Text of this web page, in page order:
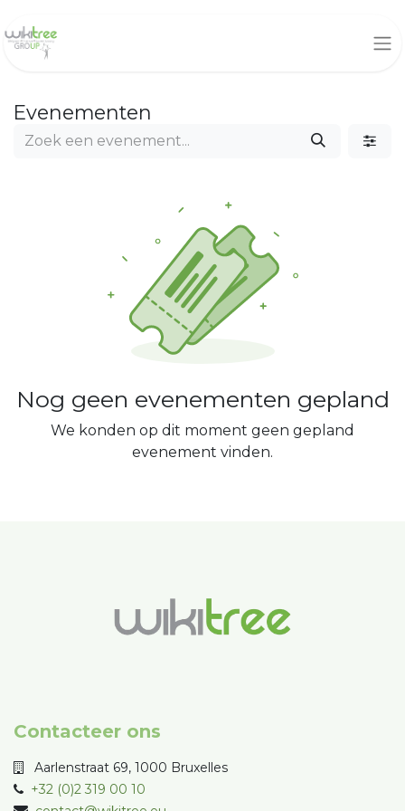
Evenementen
Nog geen evenementen gepland
We konden op dit moment geen gepland
evenement vinden.
Contacteer ons
Aarlenstraat 69, 1000 Bruxelles
+32 (0)2 319 00 10